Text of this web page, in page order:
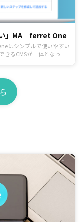
」MA｜ferret One
はシンプルで使いやすい
きるCMSが一体となった